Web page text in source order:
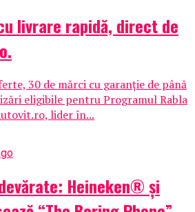
livrare rapidă, direct de
30 de mărci cu garanție de până
eligibile pentru Programul Rabla
lider în...
Heineken® și